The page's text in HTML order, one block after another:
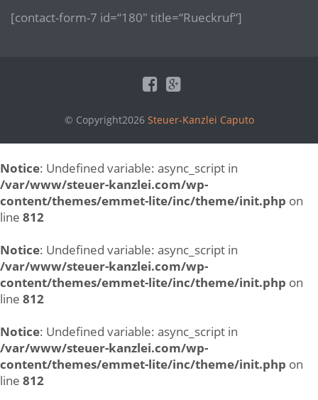
[contact-form-7 id=“180″ title=“Rueckruf“]
© Copyright2026 Steuer-Kanzlei Caputo
Notice: Undefined variable: async_script in
/var/www/steuer-kanzlei.com/wp-
content/themes/emmet-lite/inc/theme/init.php on
line 812
Notice: Undefined variable: async_script in
/var/www/steuer-kanzlei.com/wp-
content/themes/emmet-lite/inc/theme/init.php on
line 812
Notice: Undefined variable: async_script in
/var/www/steuer-kanzlei.com/wp-
content/themes/emmet-lite/inc/theme/init.php on
line 812